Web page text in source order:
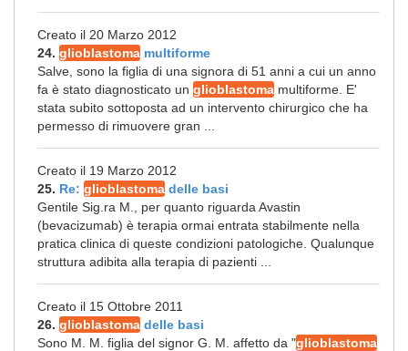
Creato il 20 Marzo 2012
24. glioblastoma multiforme
Salve, sono la figlia di una signora di 51 anni a cui un anno
fa è stato diagnosticato un glioblastoma multiforme. E'
stata subito sottoposta ad un intervento chirurgico che ha
permesso di rimuovere gran ...
Creato il 19 Marzo 2012
25. Re: glioblastoma delle basi
Gentile Sig.ra M., per quanto riguarda Avastin
(bevacizumab) è terapia ormai entrata stabilmente nella
pratica clinica di queste condizioni patologiche. Qualunque
struttura adibita alla terapia di pazienti ...
Creato il 15 Ottobre 2011
26. glioblastoma delle basi
Sono M. M. figlia del signor G. M. affetto da "glioblastoma